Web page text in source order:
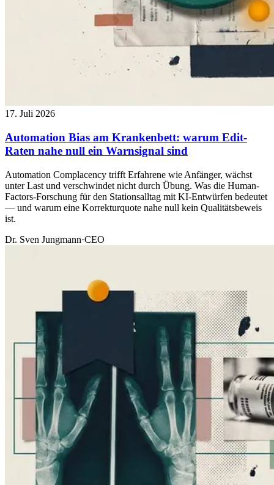
17. Juli 2026
Automation Bias am Krankenbett: warum Edit-
Raten nahe null ein Warnsignal sind
Automation Complacency trifft Erfahrene wie Anfänger, wächst
unter Last und verschwindet nicht durch Übung. Was die Human-
Factors-Forschung für den Stationsalltag mit KI-Entwürfen bedeutet
— und warum eine Korrekturquote nahe null kein Qualitätsbeweis
ist.
Dr. Sven Jungmann·CEO